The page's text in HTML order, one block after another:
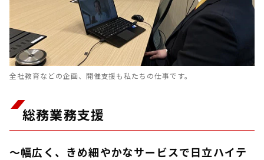
全社教育などの企画、開催支援も私たちの仕事です。
総務業務支援
～幅広く、きめ細やかなサービスで日立ハイテ